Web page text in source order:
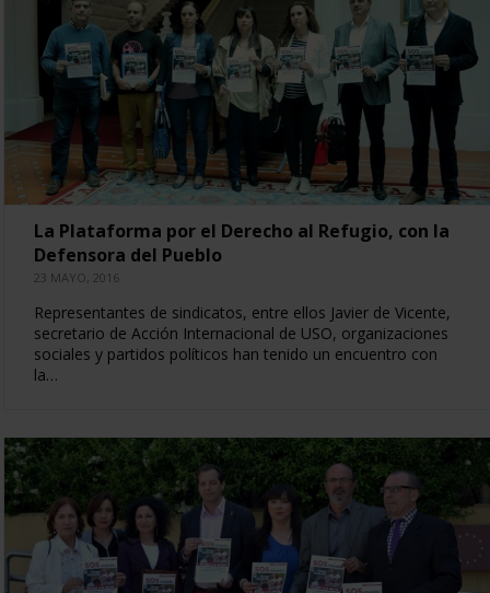
La Plataforma por el Derecho al Refugio, con la
Defensora del Pueblo
23 MAYO, 2016
Representantes de sindicatos, entre ellos Javier de Vicente,
secretario de Acción Internacional de USO, organizaciones
sociales y partidos políticos han tenido un encuentro con
la…